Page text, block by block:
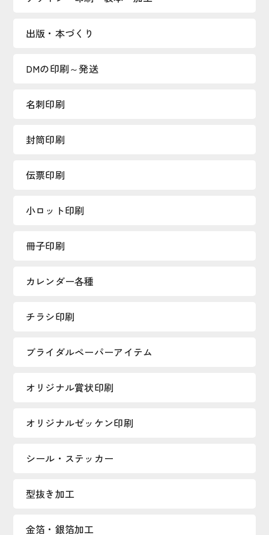
出版・本づくり
DMの印刷～発送
名刺印刷
封筒印刷
伝票印刷
小ロット印刷
冊子印刷
カレンダー各種
チラシ印刷
ブライダルペーパーアイテム
オリジナル賞状印刷
オリジナルゼッケン印刷
シール・ステッカー
型抜き加工
金箔・銀箔加工